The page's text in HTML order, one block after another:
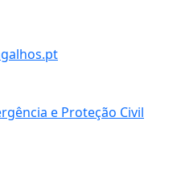
e Proteção Civil